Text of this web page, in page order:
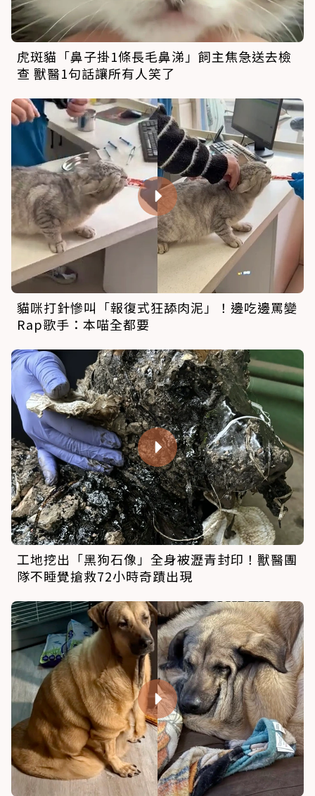
虎斑貓「鼻子掛1條長毛鼻涕」飼主焦急送去檢
查 獸醫1句話讓所有人笑了
貓咪打針慘叫「報復式狂舔肉泥」！邊吃邊罵變
Rap歌手：本喵全都要
工地挖出「黑狗石像」全身被瀝青封印！獸醫團
隊不睡覺搶救72小時奇蹟出現